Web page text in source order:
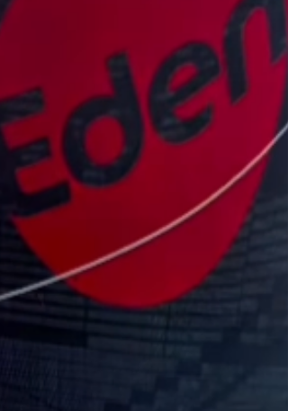
différents selon les projets. Voici le point d’étape
atlantique en mouvement Au sud, Erwan Le Roux
continue de travailler à La Rochelle avec Plasti